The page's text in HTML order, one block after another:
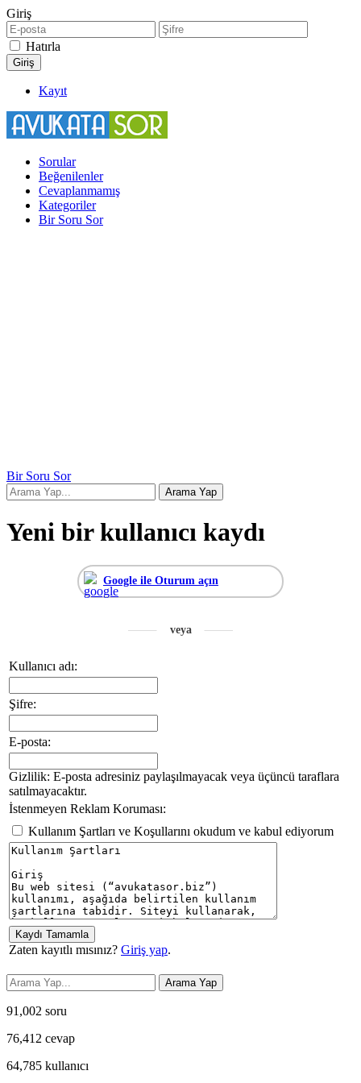
Giriş
Hatırla
Kayıt
Sorular
Beğenilenler
Cevaplanmamış
Kategoriler
Bir Soru Sor
Bir Soru Sor
Yeni bir kullanıcı kaydı
Google ile Oturum açın
Kullanıcı adı:
Şifre:
E-posta:
Gizlilik: E-posta adresiniz paylaşılmayacak veya üçüncü taraflara
satılmayacaktır.
İstenmeyen Reklam Koruması:
Kullanım Şartları ve Koşullarını okudum ve kabul ediyorum
Zaten kayıtlı mısınız? Giriş yap.
91,002 soru
76,412 cevap
64,785 kullanıcı